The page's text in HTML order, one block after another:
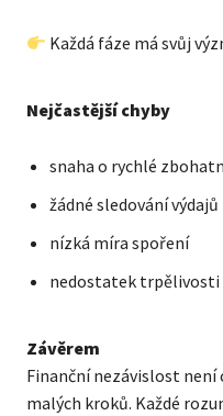
Každá fáze má svůj
Nejčastější chyby
snaha o rychlé
žádné sledování výdajů
nízká míra spoření
nedostatek trpělivosti
Závěrem
Finanční nezávislost není
malých kroků. Každé